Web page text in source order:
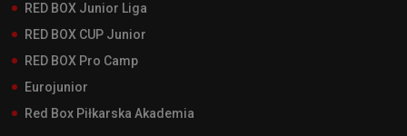
RED BOX Junior Liga
RED BOX CUP Junior
RED BOX Pro Camp
Eurojunior
Red Box Piłkarska Akademia